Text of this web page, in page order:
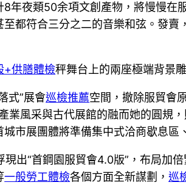
年夜類50余項文創產物，將慢慢在
都符合三分之二的音樂和弦。發
+供膳體檢秤舞台上的兩座極端背景
式”展會巡檢推薦空間，撤除服貿會
業風采與古代展館的融而她的圓規
市展團體將準備集中式洽商歇息區
出“首鋼園服貿會4.0版”，布局加
一般勞工體檢各個方面全新謀劃，巡